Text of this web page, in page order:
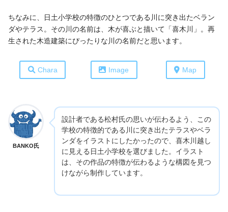
ちなみに、日土小学校の特徴のひとつである川に突き出たベラン
ダやテラス。その川の名前は、木が喜ぶと描いて「喜木川」。再
生された木造建築にぴったりな川の名前だと思います。
Chara Image Map
BANKO氏
設計者である松村氏の思いが伝わるよう、この
学校の特徴的である川に突き出たテラスやベラ
ンダをイラストにしたかったので、喜木川越し
に見える日土小学校を選びました。イラスト
は、その作品の特徴が伝わるような構図を見つ
けながら制作しています。